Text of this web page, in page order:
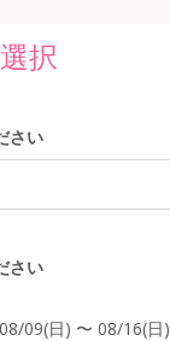
択
さい
さい
09(日) 〜 08/16(日)